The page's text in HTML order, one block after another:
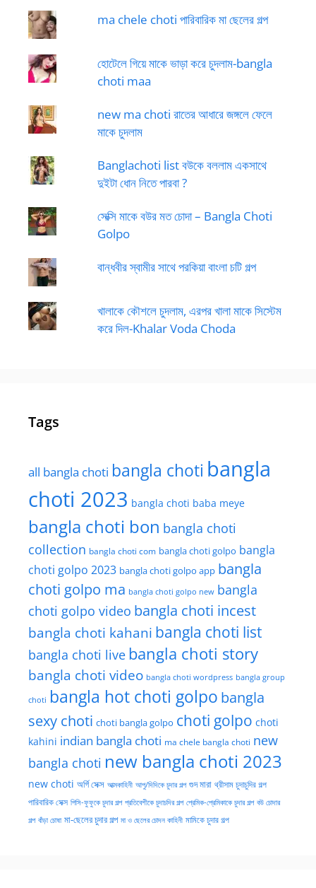
ma chele choti পারিবারিক মা ছেলের গল্প
হোটেলে গিয়ে মাকে ভাড়া করে চুদলাম-bangla
choti maa
new ma choti রাতের আধারে জঙ্গলে ফেলে
মাকে চুদলাম
Banglachoti list বউকে বললাম একসাথে
দুইটা ধোন নিতে পারবা ?
সেক্সি মাকে বউর মত চোদা – Bangla Choti
Golpo
বান্ধবীর স্বামীর সাথে পরকিয়া বাংলা চটি গল্প
খালাকে কৌশলে চুদলাম, এরপর খালা মাকে সিস্টেম
করে দিল-Khalar Voda Choda
Tags
all bangla choti bangla choti bangla
choti 2023 bangla choti baba meye
bangla choti bon bangla choti
collection bangla choti com bangla choti golpo bangla
choti golpo 2023 bangla choti golpo app bangla
choti golpo ma bangla choti golpo new bangla
choti golpo video bangla choti incest
bangla choti kahani bangla choti list
bangla choti live bangla choti story
bangla choti video bangla choti wordpress bangla group
choti bangla hot choti golpo bangla
sexy choti choti bangla golpo choti golpo choti
kahini indian bangla choti ma chele bangla choti new
bangla choti new bangla choti 2023
new choti অর্গি সেক্স আত্মকাহিনী আপু/দিদিকে চুদার গল্প গুদ মারা থ্রীসাম চুদাচুদির গল্প
পারিবারিক সেক্স পিসি-ফুফুকে চুদার গল্প প্রতিবেশীকে চুদাচদির গল্প প্রেমিক-প্রেমিকাকে চুদার গল্প বউ চোদার
গল্প বাঁড়া চোষা মা-ছেলের চুদার গল্প মা ও ছেলের চোদন কাহিনী মামিকে চুদার গল্প